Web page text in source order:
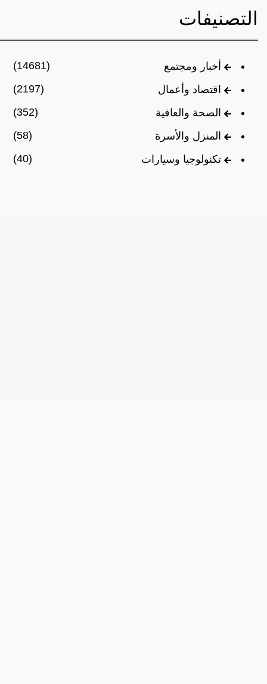
التصنيفات
أخبار ومجتمع
(14681)
اقتصاد وأعمال
(2197)
الصحة والعافية
(352)
المنزل والأسرة
(58)
تكنولوجيا وسيارات
(40)